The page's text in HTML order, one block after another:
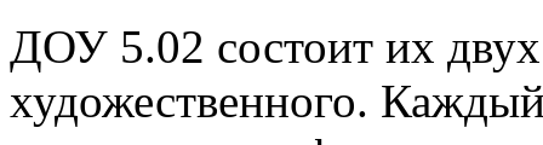
ДОУ 5.02 состоит их двух
художественного.